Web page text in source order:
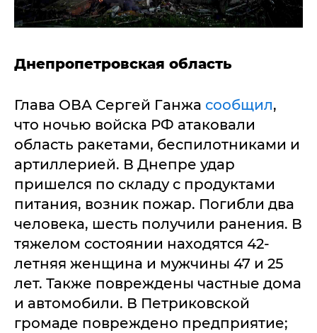
Днепропетровская область
Глава ОВА Сергей Ганжа сообщил,
что ночью войска РФ атаковали
область ракетами, беспилотниками и
артиллерией. В Днепре удар
пришелся по складу с продуктами
питания, возник пожар. Погибли два
человека, шесть получили ранения. В
тяжелом состоянии находятся 42-
летняя женщина и мужчины 47 и 25
лет. Также повреждены частные дома
и автомобили. В Петриковской
громаде повреждено предприятие;